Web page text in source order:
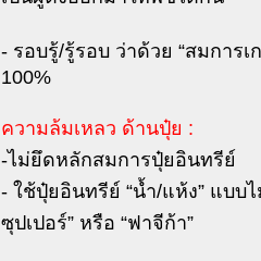
- รอบรู้/รู้รอบ ว่าด้วย “สมการ
100%
ความล้มเหลว ด้านปุ๋ย :
-ไม่ยึดหลักสมการปุ๋ยอินทรีย์
- ใช้ปุ๋ยอินทรีย์ “น้ำ/แห้ง” แบบ
ซุปเปอร์” หรือ “ฟาจีก้า”